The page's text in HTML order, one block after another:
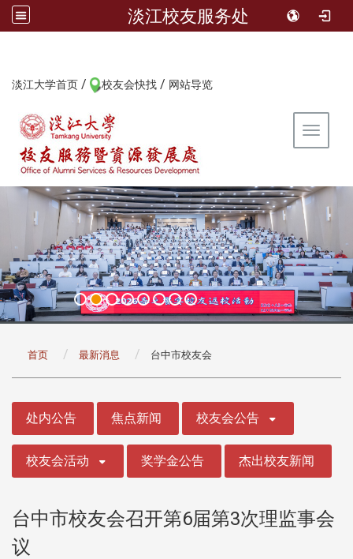
淡江校友服务处
淡江大学首页 / 校友会快找 / 网站导览
Toggle
首页 最新消息 台中市校友会
处内公告 焦点新闻 校友会公告
校友会活动 奖学金公告 杰出校友新闻
台中市校友会召开第6届第3次理监事会
议